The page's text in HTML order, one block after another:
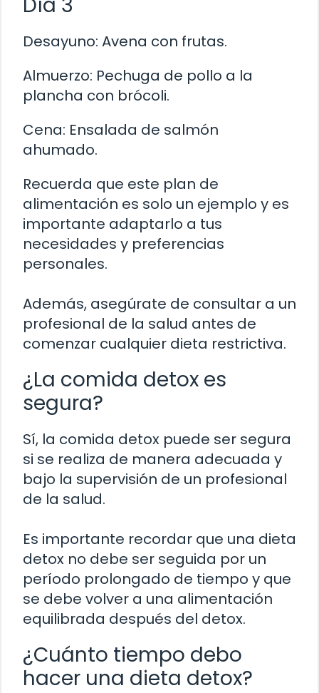
Desayuno: Avena con frutas.
Almuerzo: Pechuga de pollo a la
plancha con brócoli.
Cena: Ensalada de salmón
ahumado.
Recuerda que este plan de
alimentación es solo un ejemplo y es
importante adaptarlo a tus
necesidades y preferencias
personales.
Además, asegúrate de consultar a un
profesional de la salud antes de
comenzar cualquier dieta restrictiva.
¿La comida detox es
segura?
Sí, la comida detox puede ser segura
si se realiza de manera adecuada y
bajo la supervisión de un profesional
de la salud.
Es importante recordar que una dieta
detox no debe ser seguida por un
período prolongado de tiempo y que
se debe volver a una alimentación
equilibrada después del detox.
¿Cuánto tiempo debo
hacer una dieta detox?